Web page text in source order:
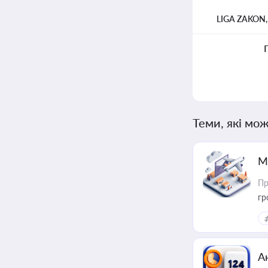
LIGA
Теми, які